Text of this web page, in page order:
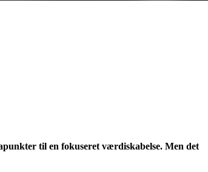
til en fokuseret værdiskabelse. Men det